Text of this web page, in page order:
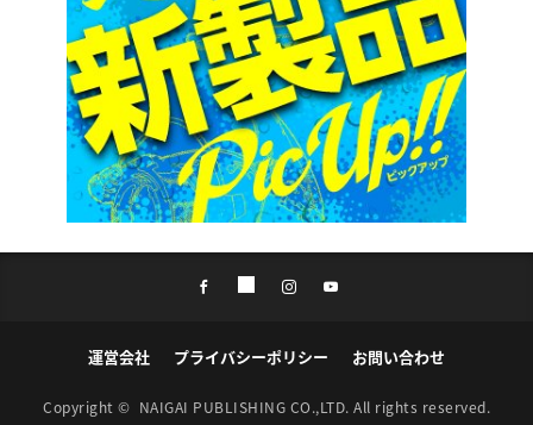
運営会社 プライバシーポリシー お問い合わせ
Copyright © NAIGAI PUBLISHING CO.,LTD. All rights reserved.